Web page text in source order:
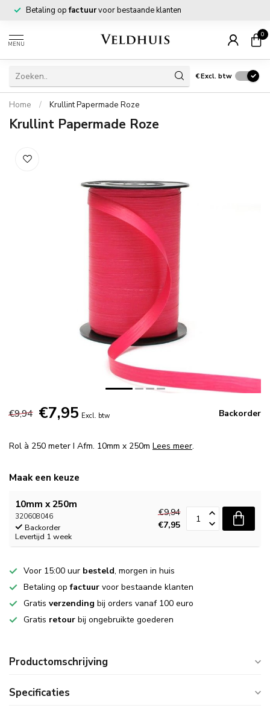
Betaling opfactuurvoor bestaande klanten
MENU
0
€Excl. btw
Home / Krullint Papermade Roze
Krullint Papermade Roze
€9,94 €7,95 Excl. btw Backorder
Rol à 250 meter I Afm. 10mm x 250m Lees meer.
Maak een keuze
10mm x 250m
320608046
Backorder
Levertijd 1 week
€9,94
€7,95
Voor 15:00 uur besteld, morgen in huis
Betaling opfactuur voor bestaande klanten
Gratis verzending bij orders vanaf 100 euro
Gratis retour bij ongebruikte goederen
Productomschrijving
Specificaties